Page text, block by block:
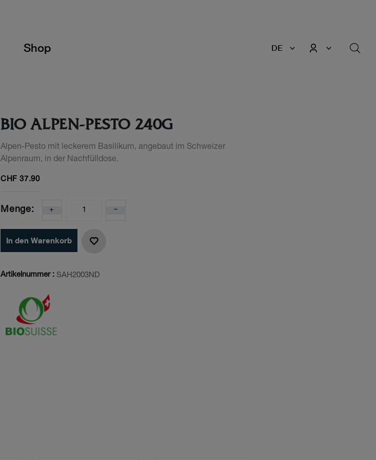
Shop DE
BIO ALPEN-PESTO 240G
Alpen-Pesto mit leckerem Basilikum, angebaut im Schweizer
Alpenraum, in der Nachfülldose.
CHF37.90
Menge:
In den Warenkorb
Artikelnummer : SAH2003ND